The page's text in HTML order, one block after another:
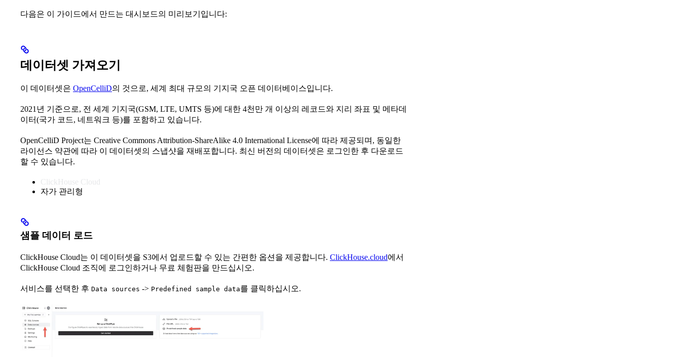
다음은 이 가이드에서 만드는 대시보드의 미리보기입니다:
데이터셋 가져오기
이 데이터셋은 OpenCelliD의 것으로, 세계 최대 규모의 기지국 오픈 데이터베이스입니다.
2021년 기준으로, 전 세계 기지국(GSM, LTE, UMTS 등)에 대한 4천만 개 이상의 레코드와 지리 좌표 및 메타데
이터(국가 코드, 네트워크 등)를 포함하고 있습니다.
OpenCelliD Project는 Creative Commons Attribution-ShareAlike 4.0 International License에 따라 제공되며, 동일한
라이선스 약관에 따라 이 데이터셋의 스냅샷을 재배포합니다. 최신 버전의 데이터셋은 로그인한 후 다운로드
할 수 있습니다.
ClickHouse Cloud
자가 관리형
샘플 데이터 로드
ClickHouse Cloud는 이 데이터셋을 S3에서 업로드할 수 있는 간편한 옵션을 제공합니다. ClickHouse.cloud에서
ClickHouse Cloud 조직에 로그인하거나 무료 체험판을 만드십시오.
서비스를 선택한 후 Data sources -> Predefined sample data를 클릭하십시오.